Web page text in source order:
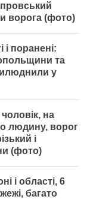
ворога (фото)
і поранені:
та
у
на
людину, ворог
і
(фото)
і області, 6
багато